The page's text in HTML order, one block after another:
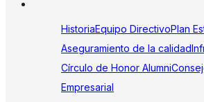
HistoriaEquipo DirectivoPlan
Aseguramiento de la calidad
Círculo de Honor Alumni
Empresarial